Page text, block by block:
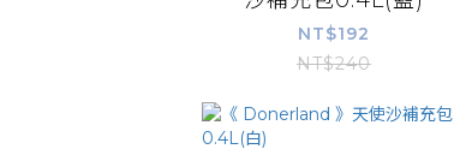
NT$192
NT$240